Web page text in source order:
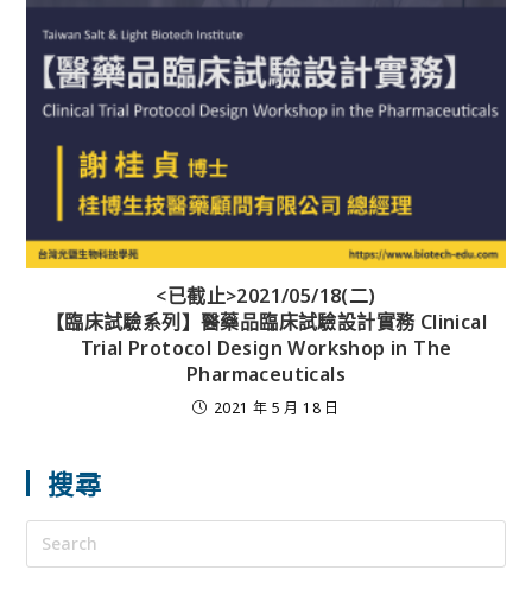
<已截止>2021/05/18(二)
【臨床試驗系列】醫藥品臨床試驗設計實務 Clinical
Trial Protocol Design Workshop in The
Pharmaceuticals
2021 年 5 月 18 日
搜尋